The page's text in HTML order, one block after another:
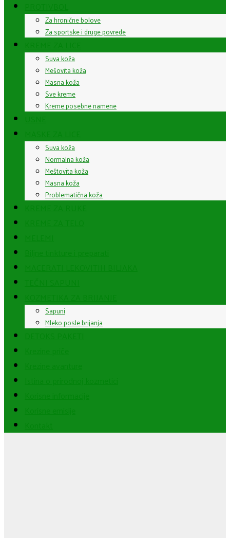
Za hronične bolove
Za sportske i druge povrede
Suva koža
Mešovita koža
Masna koža
Sve kreme
Kreme posebne namene
Suva koža
Normalna koža
Meštovita koža
Masna koža
Problematična koža
Sapuni
Mleko posle brijanja